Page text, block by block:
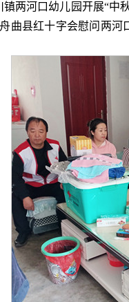
两河口幼儿园开展“
曲县红十字会慰问两